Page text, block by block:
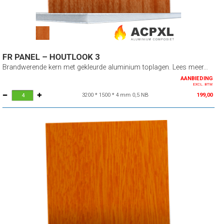
FR PANEL – HOUTLOOK 3
Brandwerende kern met gekleurde aluminium toplagen. Lees meer...
AANBIEDING
EXCL. BTW
3200 * 1500 * 4 mm 0,5 NB 199,00